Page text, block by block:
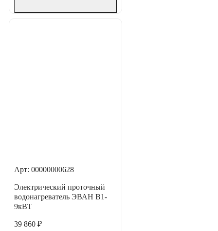
Арт: 00000000628
Электрический проточный
водонагреватель ЭВАН В1-
9кВТ
39 860 ₽